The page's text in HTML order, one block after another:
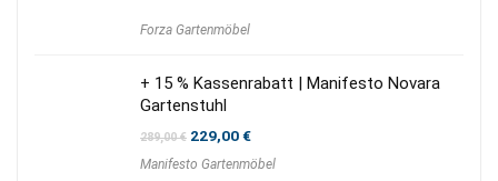
Forza Gartenmöbel
+ 15 % Kassenrabatt | Manifesto Novara
Gartenstuhl
289,00€ Ursprünglicher
war:
229,00€Aktueller
ist:
Manifesto Gartenmöbel